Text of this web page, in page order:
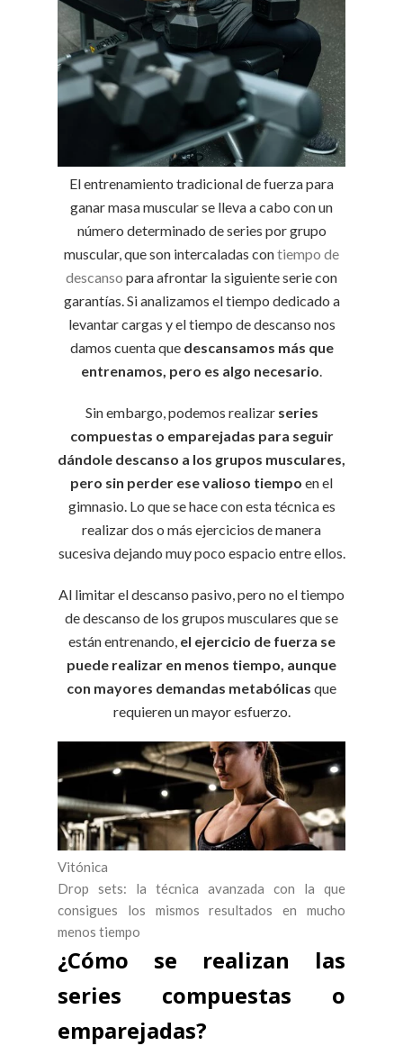
El entrenamiento tradicional de fuerza para
ganar masa muscular se lleva a cabo con un
número determinado de series por grupo
muscular, que son intercaladas contiempo de
descanso para afrontar la siguiente serie con
garantías. Si analizamos el tiempo dedicado a
levantar cargas y el tiempo de descanso nos
damos cuenta que descansamos más que
entrenamos, pero es algo necesario.
Sin embargo, podemos realizar series
compuestas o emparejadas para seguir
dándole descanso a los grupos musculares,
pero sin perder ese valioso tiempo en el
gimnasio. Lo que se hace con esta técnica es
realizar dos o más ejercicios de manera
sucesiva dejando muy poco espacio entre ellos.
Al limitar el descanso pasivo, pero no el tiempo
de descanso de los grupos musculares que se
están entrenando, el ejercicio de fuerza se
puede realizar en menos tiempo, aunque
con mayores demandas metabólicas que
requieren un mayor esfuerzo.
Vitónica
Drop sets: la técnica avanzada con la que
consigues los mismos resultados en mucho
menos tiempo
¿Cómo se realizan las
series compuestas o
emparejadas?